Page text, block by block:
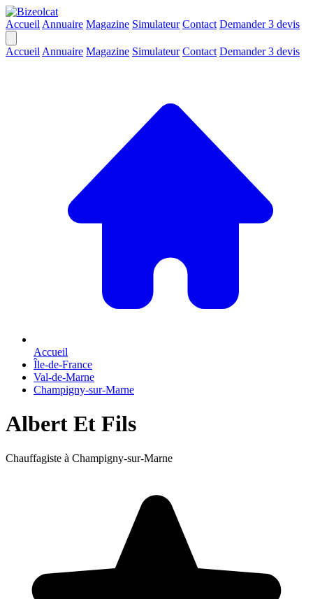
Accueil Annuaire Magazine Simulateur Contact Demander 3 devis
Accueil Annuaire Magazine Simulateur Contact Demander 3 devis
Accueil
Île-de-France
Val-de-Marne
Champigny-sur-Marne
Albert Et Fils
Chauffagiste à Champigny-sur-Marne